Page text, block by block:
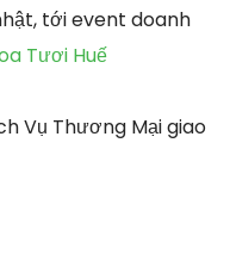
tới event doanh
Tươi Huế
Vụ Thương Mại giao